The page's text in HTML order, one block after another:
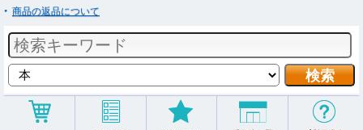
商品の返品について